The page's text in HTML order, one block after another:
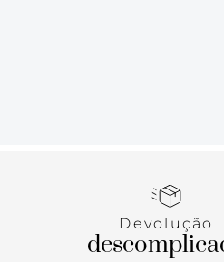
Devolução